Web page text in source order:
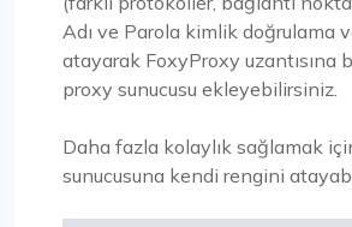
Adı ve Parola kimlik doğrulama
atayarak FoxyProxy uzantısına
proxy sunucusu ekleyebilirsiniz.
Daha fazla kolaylık sağlamak
sunucusuna kendi rengini